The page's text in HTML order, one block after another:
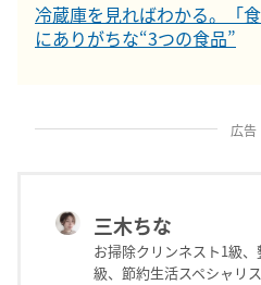
冷蔵庫を見ればわかる。「
にありがちな“3つの食品”
広告
三木ちな
お掃除クリンネスト1級
級、節約生活スペシャリ